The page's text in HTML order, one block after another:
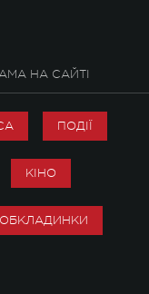
НА САЙТІ
ПОДІЇ
КІНО
ОБКЛАДИНКИ